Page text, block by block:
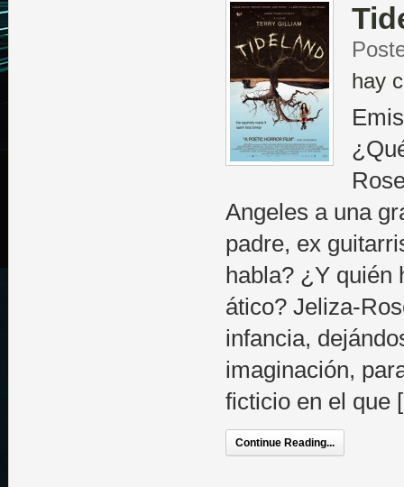
hay
Angeles a una
padre, ex
habla? ¿Y quién
ático? Jeliza-
infancia,
imaginación,
ficticio en el
Continue Reading...